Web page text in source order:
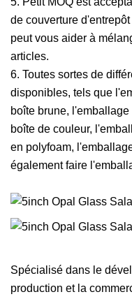
de couverture
peut vous aider à
articles.
6. Toutes sortes de
disponibles, tels que
boîte brune,
boîte de couleur,
en polyfoam,
également faire
Spécialisé dans le
production et la